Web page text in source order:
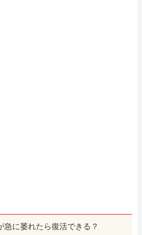
急に萎れたら復活できる？